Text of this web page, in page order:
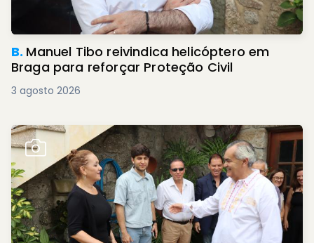
B. Manuel Tibo reivindica helicóptero em
Braga para reforçar Proteção Civil
3 agosto 2026